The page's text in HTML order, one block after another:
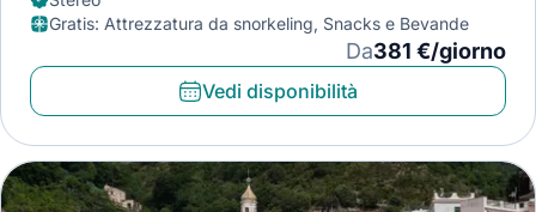
Gratis: Attrezzatura da snorkeling, Snacks e Bevande
Da381 €/giorno
Vedi disponibilità